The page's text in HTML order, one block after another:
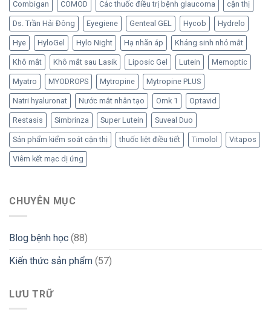
–
Đức
Combigan COMOD Các thuốc điều trị bệnh glaucoma cận thị
Ds. Trần Hải Đông Eyegiene Genteal GEL Hycob Hydrelo
Hye HyloGel Hylo Night Hạ nhãn áp Kháng sinh nhỏ mắt
Khô mắt Khô mắt sau Lasik Liposic Gel Lutein Memoptic
Myatro MYODROPS Mytropine Mytropine PLUS
Natri hyaluronat Nước mắt nhân tạo Omk 1 Optavid
Restasis Simbrinza Super Lutein Suveal Duo
Sản phẩm kiểm soát cận thị thuốc liệt điều tiết Timolol Vitapos
Viêm kết mạc dị ứng
CHUYÊN MỤC
Blog bệnh học (88)
Kiến thức sản phẩm (57)
LƯU TRỮ